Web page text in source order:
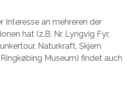
Interesse an mehreren der
hat (z.B. Nr. Lyngvig Fyr,
Naturkraft, Skjern
Museum) findet auch